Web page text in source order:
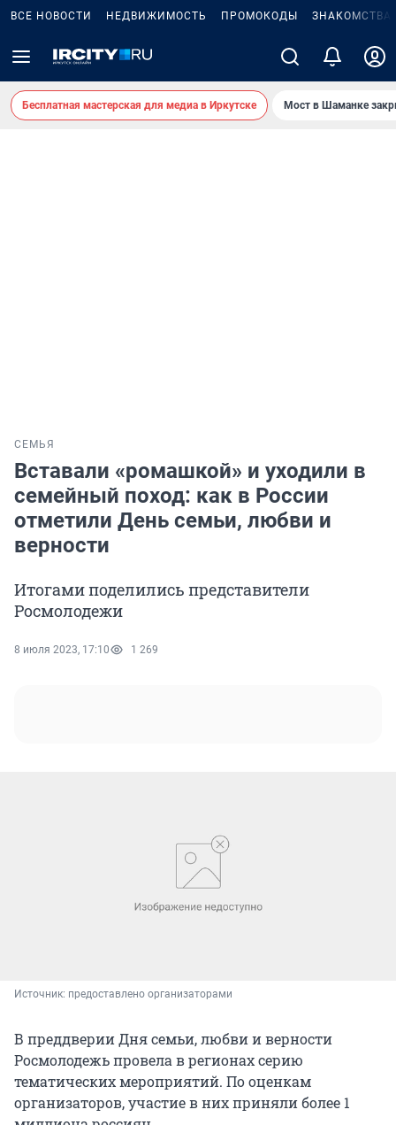
ВСЕ НОВОСТИ НЕДВИЖИМОСТЬ ПРОМОКОДЫ ЗНАКОМСТВА
Бесплатная мастерская для медиа в Иркутске Мост в Шаманке
СЕМЬЯ
Вставали «ромашкой» и уходили в
семейный поход: как в России
отметили День семьи, любви и
верности
Итогами поделились представители
Росмолодежи
8 июля 2023, 17:10 1 269
Источник: предоставлено организаторами
В преддверии Дня семьи, любви и верности
Росмолодежь провела в регионах серию
тематических мероприятий. По оценкам
организаторов, участие в них приняли более 1